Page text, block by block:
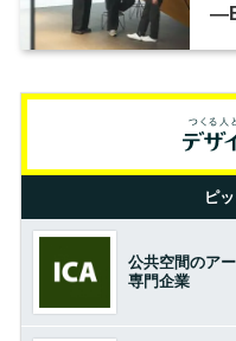
ピ
公共空間のア
専門企業